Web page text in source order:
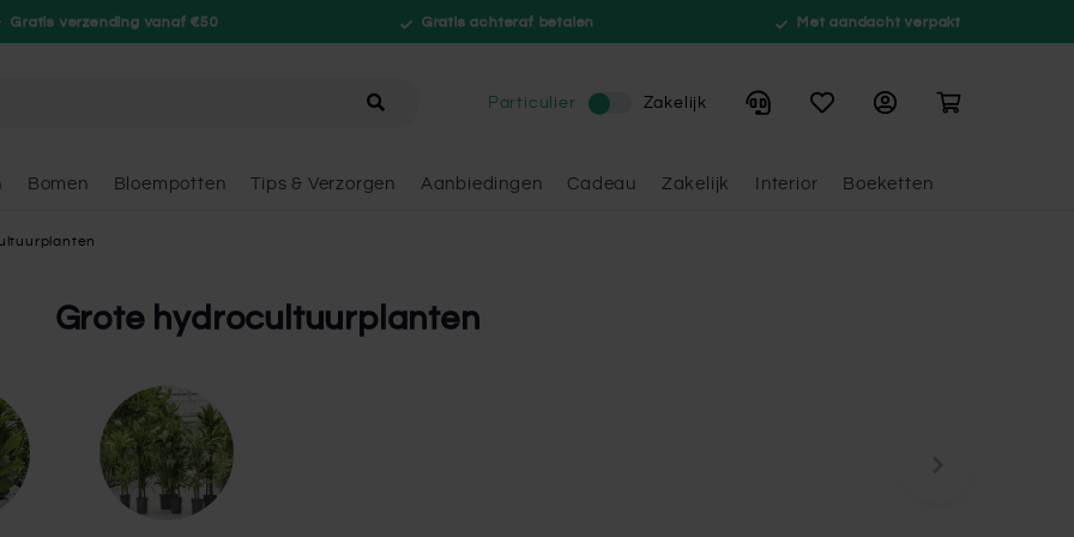
Gratis verzending vanaf €50 Gratis achteraf betalen Met aandacht verpakt
Bomen Bloempotten Tips & Verzorgen Aanbiedingen Cadeau Zakelijk Interior Boeketten
Particulier Zakelijk Winkelwagen
Grote hydrocultuurplanten